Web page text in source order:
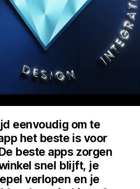
eenvoudig om te
het beste is voor
beste apps zorgen
snel blijft, je
verlopen en je